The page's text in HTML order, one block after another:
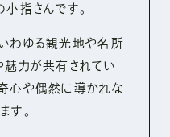
指さんです。
わゆる観光地や名所
魅力が共有されてい
心や偶然に導かれな
す。